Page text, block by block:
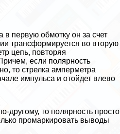
в первую обмотку он за счет
трaнcформируется во вторую
цепь, повторяя
если полярность
то стрелка амперметра
импульса и отойдет влево
другому, то полярность просто
промаркировать выводы